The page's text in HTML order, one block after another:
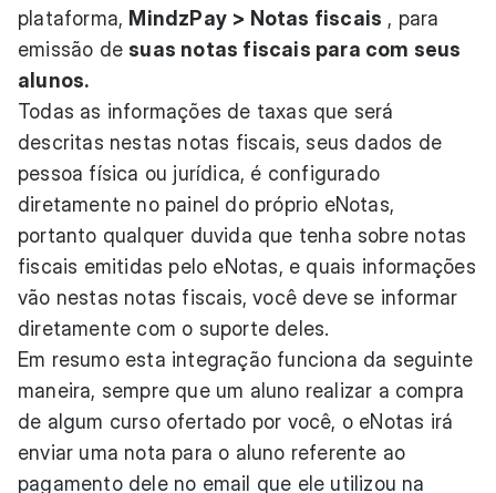
plataforma, MindzPay > Notas fiscais , para
emissão de suas notas fiscais para com seus
alunos.
Todas as informações de taxas que será
descritas nestas notas fiscais, seus dados de
pessoa física ou jurídica, é configurado
diretamente no painel do próprio eNotas,
portanto qualquer duvida que tenha sobre notas
fiscais emitidas pelo eNotas, e quais informações
vão nestas notas fiscais, você deve se informar
diretamente com o suporte deles.
Em resumo esta integração funciona da seguinte
maneira, sempre que um aluno realizar a compra
de algum curso ofertado por você, o eNotas irá
enviar uma nota para o aluno referente ao
pagamento dele no email que ele utilizou na